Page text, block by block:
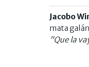
Jacobo
mata
"Que la